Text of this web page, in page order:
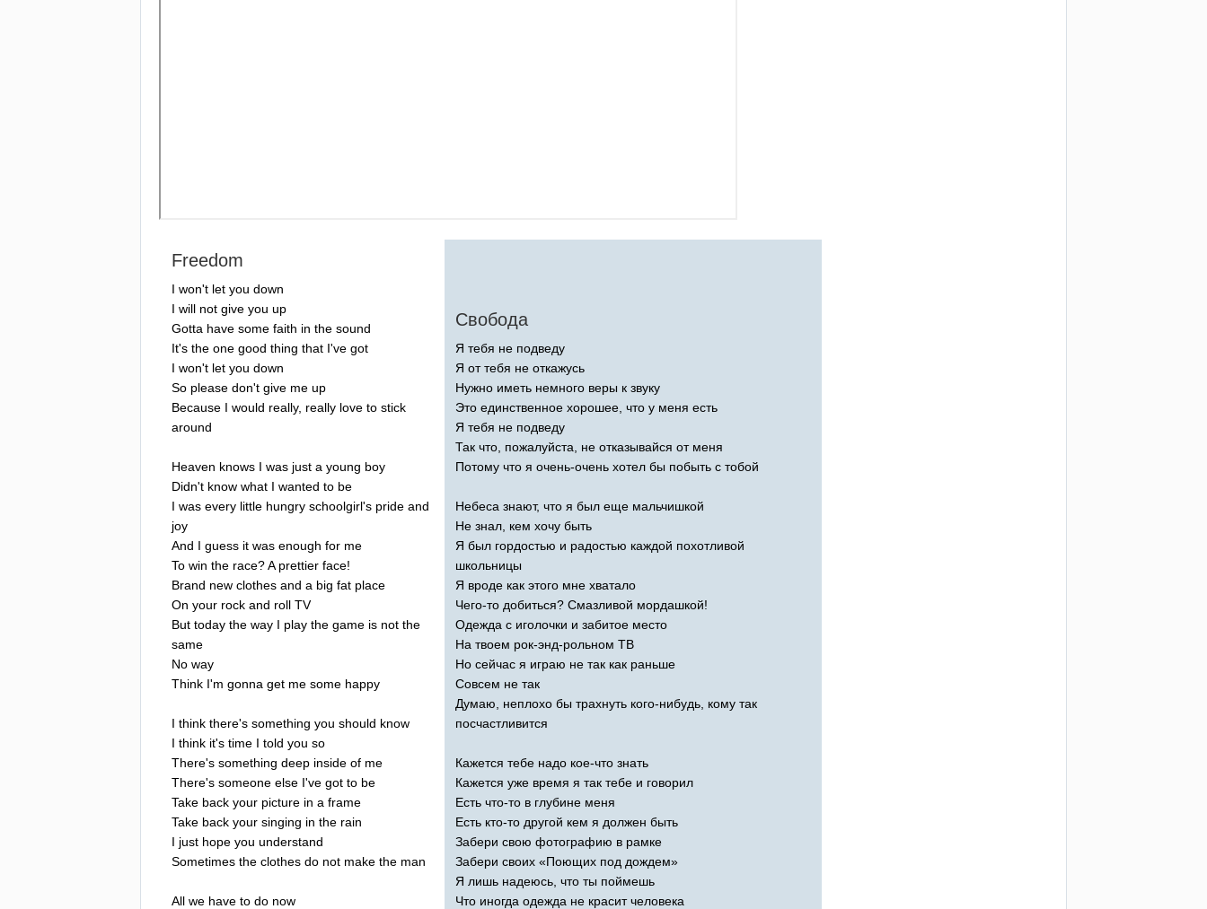
Freedom
I won't let you down
I will not give you up
Gotta have some faith in the sound
It's the one good thing that I've got
I won't let you down
So please don't give me up
Because I would really, really love to stick
around
Heaven knows I was just a young boy
Didn't know what I wanted to be
I was every little hungry schoolgirl's pride and
joy
And I guess it was enough for me
To win the race?A prettier face!
Brand new clothes and a big fat place
On your rock and roll TV
But today the way I play the game is not the
same
No way
Think I'm gonna get me some happy
I think there's something you should know
I think it's time I told you so
There's something deep inside of me
There's someone else I've got to be
Take back your picture in a frame
Take back your singing in the rain
I just hope you understand
Sometimes the clothes do not make the man
All we have to do now
Свобода
Я тебя не подведу
Я от тебя не откажусь
Нужно иметь немного веры к звуку
Это единственное хорошее, что у меня есть
Я тебя не подведу
Так что, пожалуйста, не отказывайся от меня
Потому что я очень-очень хотел бы побыть с тобой
Небеса знают, что я был еще мальчишкой
Не знал, кем хочу быть
Я был гордостью и радостью каждой похотливой
школьницы
Я вроде как этого мне хватало
Чего-то добиться? Смазливой мордашкой!
Одежда с иголочки и забитое место
На твоем рок-энд-рольном ТВ
Но сейчас я играю не так как раньше
Совсем не так
Думаю, неплохо бы трахнуть кого-нибудь, кому так
посчастливится
Кажется тебе надо кое-что знать
Кажется уже время я так тебе и говорил
Есть что-то в глубине меня
Есть кто-то другой кем я должен быть
Забери свою фотографию в рамке
Забери своих «Поющих под дождем»
Я лишь надеюсь, что ты поймешь
Что иногда одежда не красит человека